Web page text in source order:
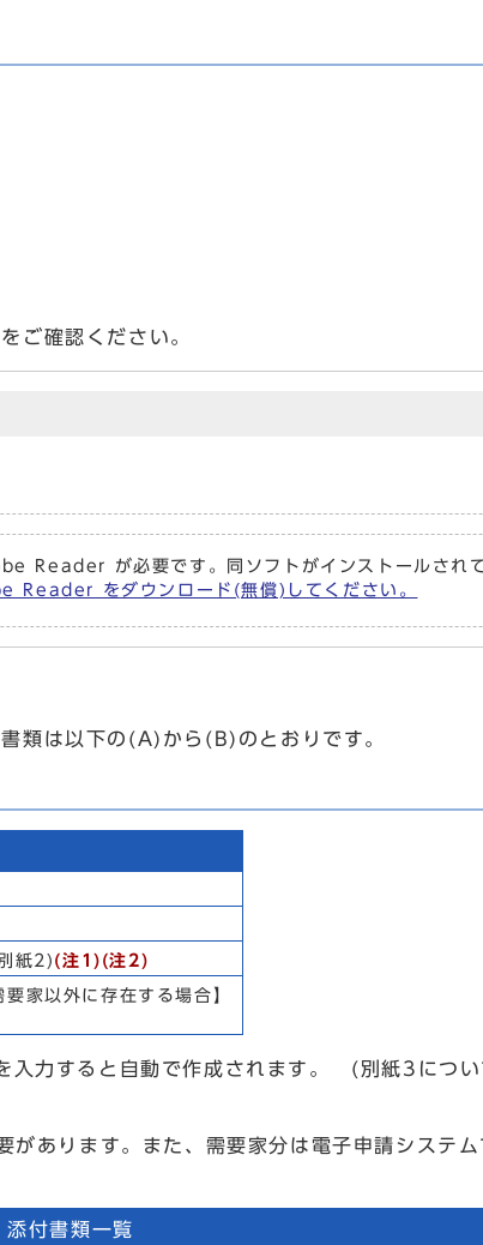
ご確認ください。
Reader が必要です。同ソフトがインストールされて
Reader をダウンロード(無償)してください。
類は以下の(A)から(B)のとおりです。
紙2) (注1)(注2)
家以外に存在する場合】
入力すると自動で作成されます。 (別紙3につ
があります。また、需要家分は電子申請システ
添付書類一覧